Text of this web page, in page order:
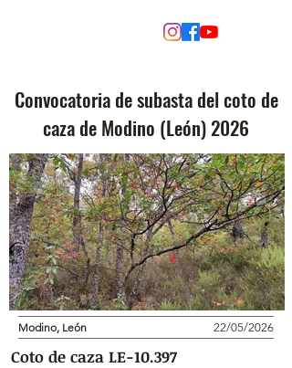
Convocatoria de subasta del coto de
caza de Modino (León) 2026
Modino, León 22/05/2026
Coto de caza LE-10.397